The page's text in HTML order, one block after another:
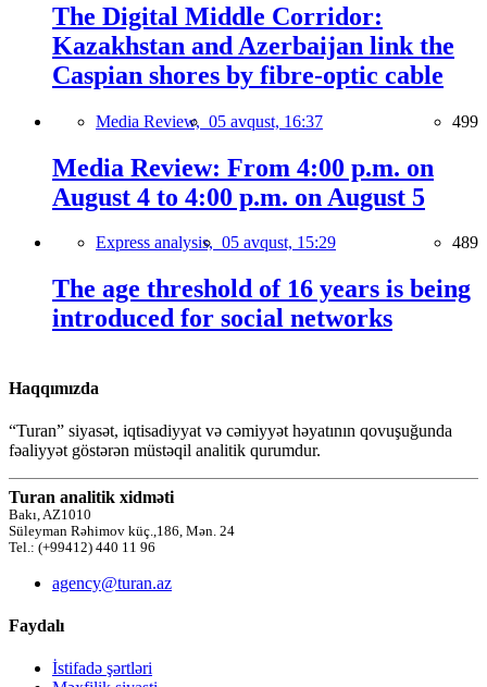
The Digital Middle Corridor:
Kazakhstan and Azerbaijan link the
Caspian shores by fibre-optic cable
Media Review, 05 avqust, 16:37 499
Media Review: From 4:00 p.m. on
August 4 to 4:00 p.m. on August 5
Express analysis, 05 avqust, 15:29 489
The age threshold of 16 years is being
introduced for social networks
Haqqımızda
“Turan” siyasət, iqtisadiyyat və cəmiyyət həyatının qovuşuğunda
fəaliyyət göstərən müstəqil analitik qurumdur.
Turan analitik xidməti
Bakı, AZ1010
Süleyman Rəhimov küç.,186, Mən. 24
Tel.: (+99412) 440 11 96
agency@turan.az
Faydalı
İstifadə şərtləri